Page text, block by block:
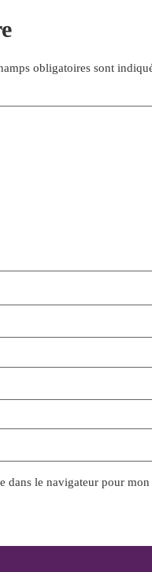
obligatoires sont
dans le navigateur pour